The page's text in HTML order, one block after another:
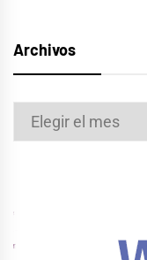
Archivos
Archivos